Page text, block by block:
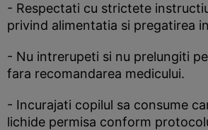
- Respectati cu strictete
privind alimentatia si pregatirea
- Nu intrerupeti si nu prelungiti
fara recomandarea medicului.
- Incurajati copilul sa consume
lichide permisa conform